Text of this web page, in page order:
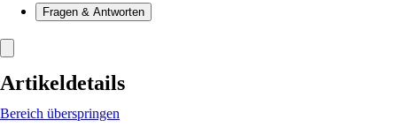
Fragen & Antworten
Artikeldetails
Bereich überspringen